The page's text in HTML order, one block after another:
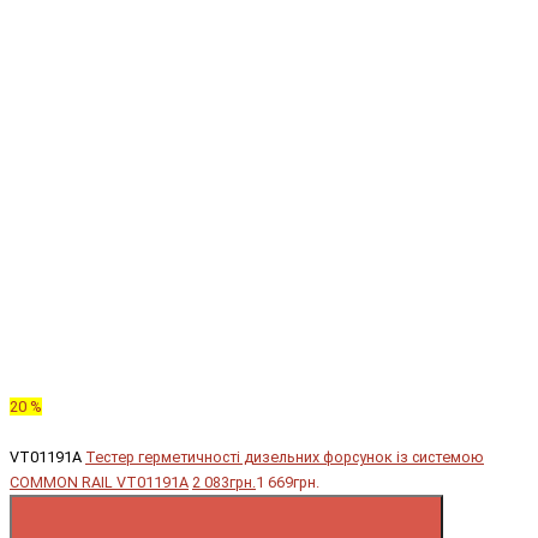
20 %
VT01191A Тестер герметичності дизельних форсунок із системою
COMMON RAIL VT01191A 2 083грн.1 669грн.